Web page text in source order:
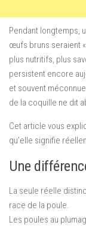
Pendant longtemps,
œufs bruns seraient
plus nutritifs, plus
persistent encore
et souvent
de la coquille ne dit
Cet article vous
qu’elle signifie
Une
La seule réelle
race de la poule.
Les poules au